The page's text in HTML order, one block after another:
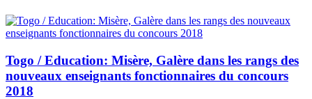
Togo / Education: Misère, Galère dans les rangs des
nouveaux enseignants fonctionnaires du concours
2018